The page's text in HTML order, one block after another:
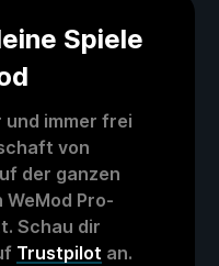
Spiele
und immer frei
von
der ganzen
Pro-
Schau dir
Trustpilot an.